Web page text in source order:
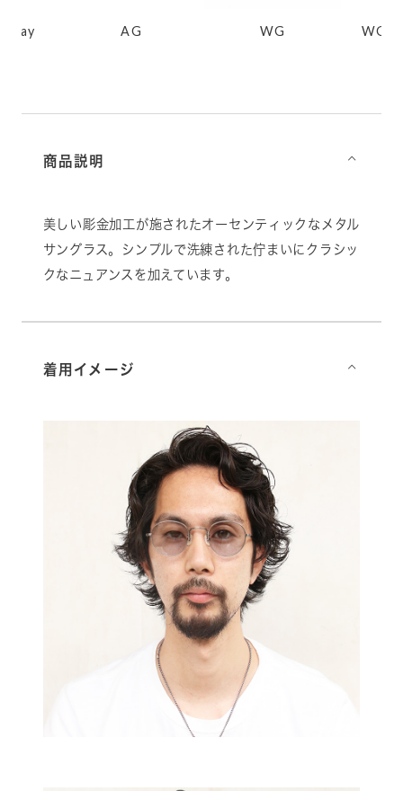
AG WG WG/
商品説明 ⌵
美しい彫金加工が施されたオーセンティックなメタル
サングラス。シンプルで洗練された佇まいにクラシッ
クなニュアンスを加えています。
着用イメージ ⌵